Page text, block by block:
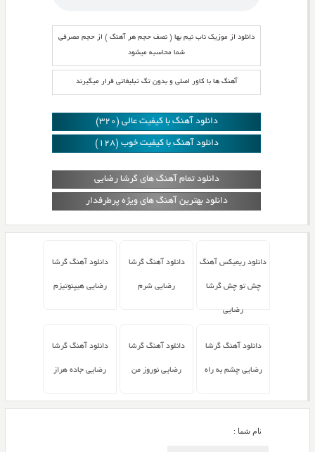
دانلود از موزیک ناب نیم بها ( نصف حجم هر آهنگ ) از حجم مصرفی
شما محاسبه میشود
آهنگ ها با کاور اصلی و بدون تگ تبلیغاتی قرار میگیرند
دانلود آهنگ با کیفیت عالی (320)
دانلود آهنگ با کیفیت خوب (128)
دانلود تمام آهنگ های گرشا رضایی
دانلود بهترین آهنگ های ویژه پرطرفدار
دانلود ریمیکس آهنگ
چش تو چش گرشا
رضایی
دانلود آهنگ گرشا
رضایی شرم
دانلود آهنگ گرشا
رضایی هیپنوتیزم
دانلود آهنگ گرشا
رضایی چشم به راه
دانلود آهنگ گرشا
رضایی نوروز من
دانلود آهنگ گرشا
رضایی جاده هراز
نام شما :